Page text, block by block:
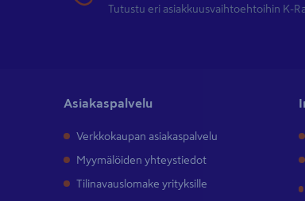
Tutustu eri asiakkuusvaihtoehtoihin K-
Asiakaspalvelu
Verkkokaupan asiakaspalvelu
Myymälöiden yhteystiedot
Tilinavauslomake yrityksille